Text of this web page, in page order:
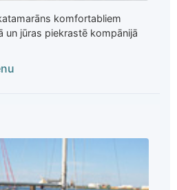
komfortabliem
un jūras piekrastē kompānijā